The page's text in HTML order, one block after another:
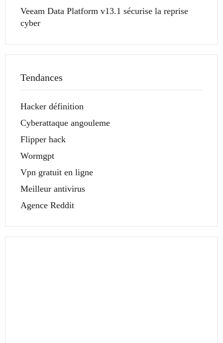
Veeam Data Platform v13.1 sécurise la reprise
cyber
Tendances
Hacker définition
Cyberattaque angouleme
Flipper hack
Wormgpt
Vpn gratuit en ligne
Meilleur antivirus
Agence Reddit